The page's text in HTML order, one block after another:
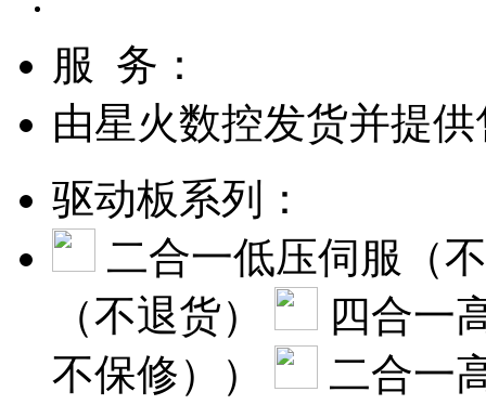
服 务：
由星火数控发货并提
驱动板系列：
二合一低压伺服（
（不退货）
四合一
不保修））
二合一